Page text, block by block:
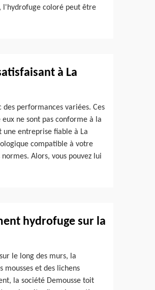
l'hydrofuge coloré peut être
à La
performances variées. Ces
ne sont pas conforme à la
une entreprise fiable à La
compatible à votre
Alors, vous pouvez lui
hydrofuge sur la
le long des murs, la
mousses et des lichens
la société Demousse toit